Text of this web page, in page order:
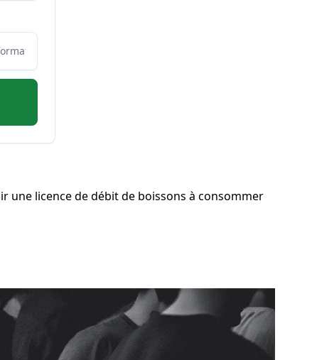
licence de débit de boissons à consommer